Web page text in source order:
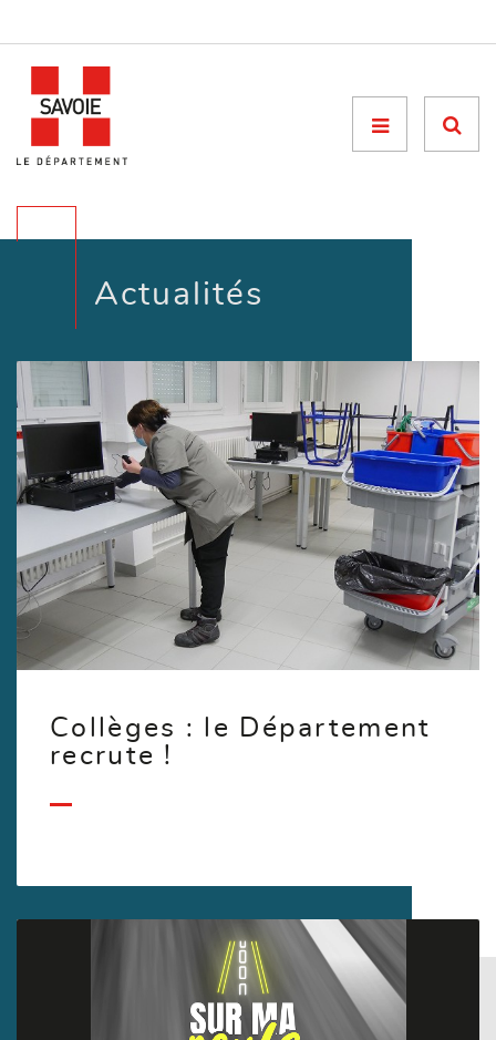
Menu

Actualités
Collèges : le Département
recrute !